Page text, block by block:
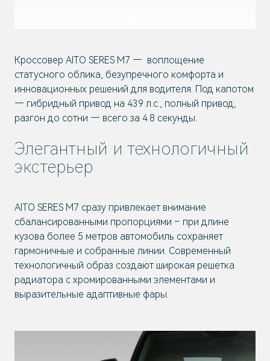
Кроссовер AITO SERES M7 — воплощение
статусного облика, безупречного комфорта и
инновационных решений для водителя. Под капотом
— гибридный привод на 439 л.с., полный привод,
разгон до сотни — всего за 4.8 секунды.
Элегантный и технологичный
экстерьер
AITO SERES M7 сразу привлекает внимание
сбалансированными пропорциями – при длине
кузова более 5 метров автомобиль сохраняет
гармоничные и собранные линии. Современный
технологичный образ создают широкая решетка
радиатора с хромированными элементами и
выразительные адаптивные фары.